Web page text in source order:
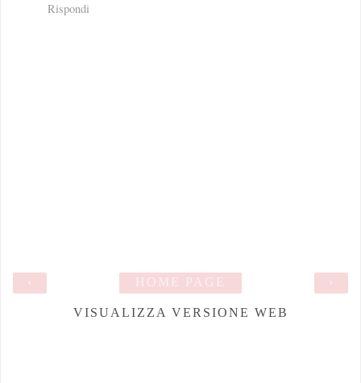
Rispondi
›
HOME PAGE
VISUALIZZA VERSIONE WEB